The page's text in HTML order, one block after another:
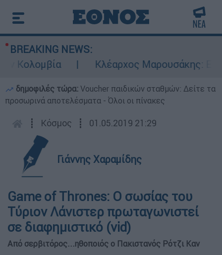
BREAKING NEWS:
Κολομβία
Κλέαρχος Μαρουσάκης:
δημοφιλές τώρα: Voucher παιδικών σταθμών: Δείτε τα
προσωρινά αποτελέσματα - Όλοι οι πίνακες
┋ Κόσμος ┋ 01.05.2019 21:29
Γιάννης Χαραμίδης
Game of Thrones: Ο σωσίας του
Τύριον Λάνιστερ πρωταγωνιστεί
σε διαφημιστικό (vid)
Από σερβιτόρος...ηθοποιός ο Πακιστανός Ρότζι Καν